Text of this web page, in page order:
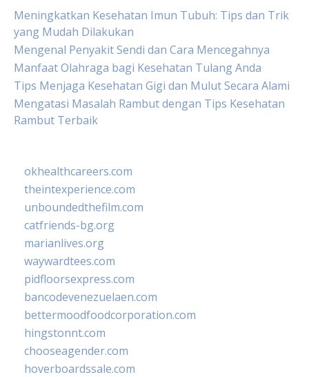
Meningkatkan Kesehatan Imun Tubuh: Tips dan Trik
yang Mudah Dilakukan
Mengenal Penyakit Sendi dan Cara Mencegahnya
Manfaat Olahraga bagi Kesehatan Tulang Anda
Tips Menjaga Kesehatan Gigi dan Mulut Secara Alami
Mengatasi Masalah Rambut dengan Tips Kesehatan
Rambut Terbaik
okhealthcareers.com
theintexperience.com
unboundedthefilm.com
catfriends-bg.org
marianlives.org
waywardtees.com
pidfloorsexpress.com
bancodevenezuelaen.com
bettermoodfoodcorporation.com
hingstonnt.com
chooseagender.com
hoverboardssale.com